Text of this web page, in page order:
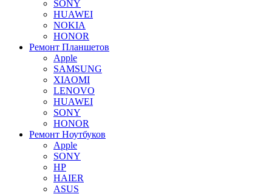
SONY
HUAWEI
NOKIA
HONOR
Ремонт Планшетов
Apple
SAMSUNG
XIAOMI
LENOVO
HUAWEI
SONY
HONOR
Ремонт Ноутбуков
Apple
SONY
HP
HAIER
ASUS